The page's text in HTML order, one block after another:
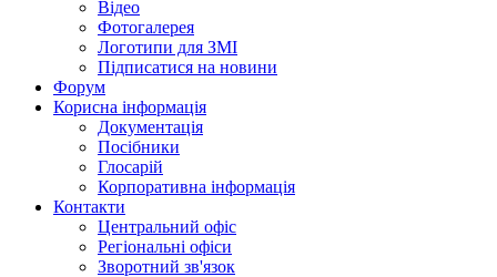
Відео
Фотогалерея
Логотипи для ЗМІ
Підписатися на новини
Форум
Корисна інформація
Документація
Посібники
Глосарій
Корпоративна інформація
Контакти
Центральний офіс
Регіональні офіси
Зворотний зв'язок